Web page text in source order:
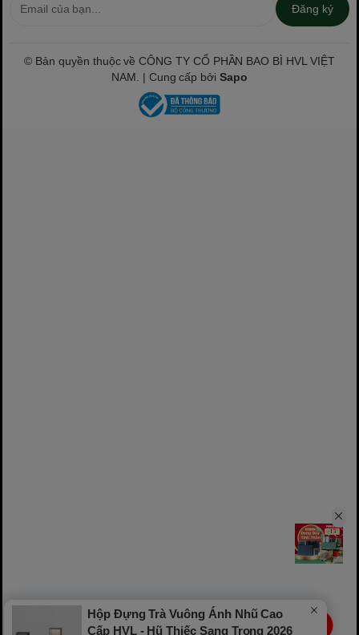
Đăng ký
© Bản quyền thuộc về CÔNG TY CỔ PHẦN BAO BÌ HVL VIỆT
NAM. | Cung cấp bởiSapo
Hộp Đựng Trà Vuông Ánh Nhũ Cao
Cấp HVL - Hũ Thiếc Sang Trọng 2026